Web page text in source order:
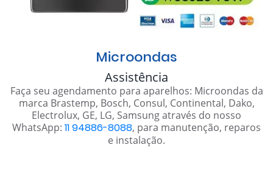
Microondas
Assistência
Faça seu agendamento para aparelhos: Microondas da
marca Brastemp, Bosch, Consul, Continental, Dako,
Electrolux, GE, LG, Samsung através do nosso
WhatsApp: 11 94886-8088, para manutenção, reparos
e instalação.